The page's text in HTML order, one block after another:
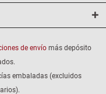
de envíomás depósito
embaladas (excluidos